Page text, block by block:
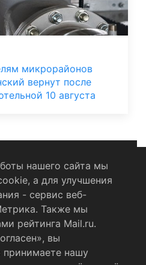
микрорайонов
вернут после
10 августа
персональных данных
лента
нашего сайта мы
а для улучшения
- сервис веб-
Также мы
рейтинга Mail.ru.
вы
принимаете нашу